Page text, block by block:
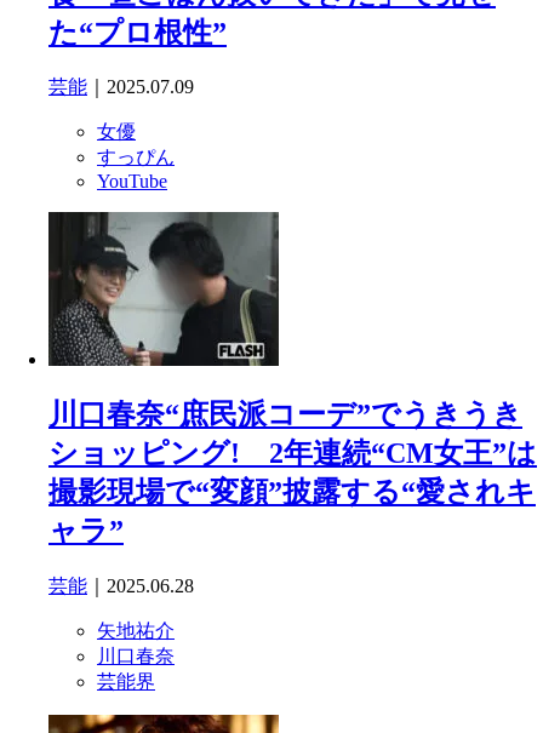
た“プロ根性”
芸能 ｜2025.07.09
女優
すっぴん
YouTube
川口春奈“庶民派コーデ”でうきうき
ショッピング! 2年連続“CM女王”は
撮影現場で“変顔”披露する“愛されキ
ャラ”
芸能 ｜2025.06.28
矢地祐介
川口春奈
芸能界